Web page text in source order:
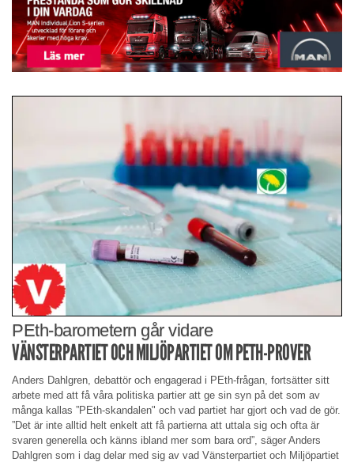
PEth-barometern går vidare
VÄNSTERPARTIET OCH MILJÖPARTIET OM PETH-PROVER
Anders Dahlgren, debattör och engagerad i PEth-frågan, fortsätter sitt
arbete med att få våra politiska partier att ge sin syn på det som av
många kallas ”PEth-skandalen" och vad partiet har gjort och vad de gör.
”Det är inte alltid helt enkelt att få partierna att uttala sig och ofta är
svaren generella och känns ibland mer som bara ord”, säger Anders
Dahlgren som i dag delar med sig av vad Vänsterpartiet och Miljöpartiet